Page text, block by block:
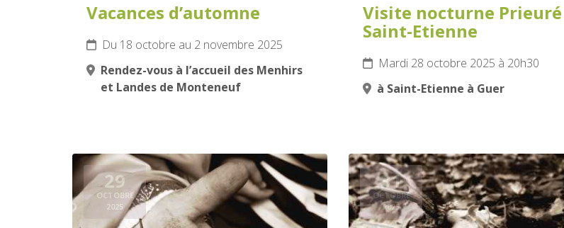
Vacances d’automne
Du 18 octobre au 2 novembre 2025
Rendez-vous à l’accueil des Menhirs
et Landes de Monteneuf
Visite nocturne Prieuré
Saint-Etienne
Mardi 28 octobre 2025 à 20h30
à Saint-Etienne à Guer
29
OCTOBRE
2025
31
OCTOBRE
2025